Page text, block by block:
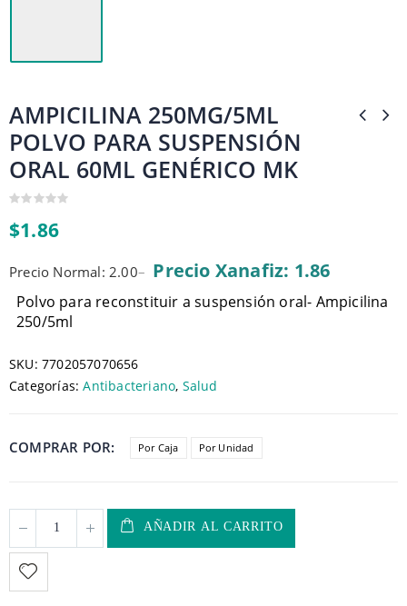
AMPICILINA 250MG/5ML
POLVO PARA SUSPENSIÓN
ORAL 60ML GENÉRICO MK
out
of
$1.86
Precio Normal: 2.00– Precio Xanafiz: 1.86
Polvo para reconstituir a suspensión oral- Ampicilina
250/5ml
SKU: 7702057070656
Categorías:Antibacteriano, Salud
COMPRAR POR Por Caja Por Unidad
AÑADIR AL CARRITO